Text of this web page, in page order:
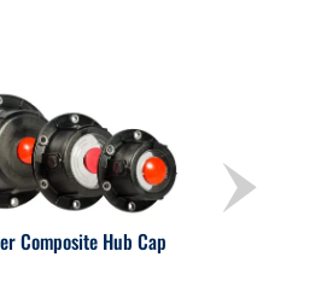
Composite Hub Cap